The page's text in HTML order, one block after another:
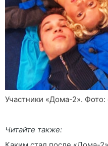
Участники «Дома-2». Фото:
Читайте также: